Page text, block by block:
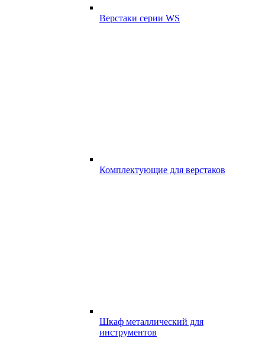
Верстаки серии WS
Комплектующие для верстаков
Шкаф металлический для
инструментов